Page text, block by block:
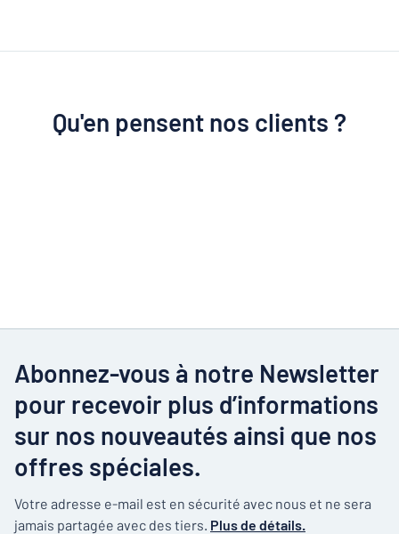
Qu'en pensent nos clients ?
Abonnez-vous à notre Newsletter
pour recevoir plus d’informations
sur nos nouveautés ainsi que nos
offres spéciales.
Votre adresse e-mail est en sécurité avec nous et ne sera
jamais partagée avec des tiers. Plus de détails.